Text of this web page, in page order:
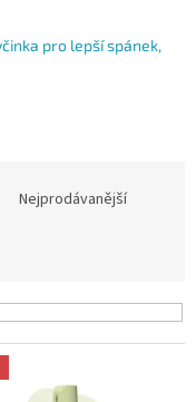
pro lepší spánek,
Nejprodávanější